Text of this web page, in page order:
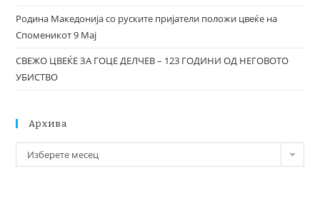
Родина Македонија со руските пријатели положи цвеќе на
Споменикот 9 Мај
СВЕЖО ЦВЕЌЕ ЗА ГОЦЕ ДЕЛЧЕВ – 123 ГОДИНИ ОД НЕГОВОТО
УБИСТВО
Архива
Изберете месец